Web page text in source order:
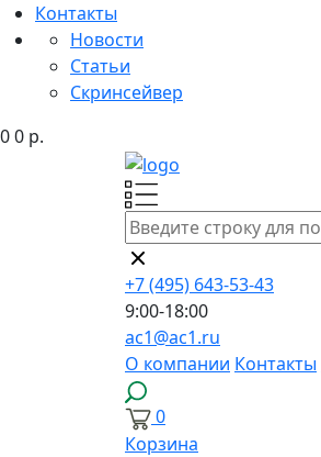
Контакты
Новости
Статьи
Скринсейвер
00 р.
+7 (495) 643-53-43
9:00-18:00
ac1@ac1.ru
О компании Контакты
0
Корзина